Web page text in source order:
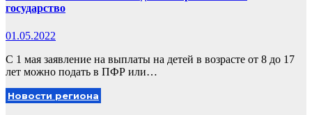
государство
01.05.2022
С 1 мая заявление на выплаты на детей в возрасте от 8 до 17
лет можно подать в ПФР или…
Новости региона